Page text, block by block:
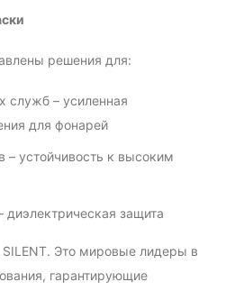
решения для:
служб – усиленная
для фонарей
– устойчивость к высоким
диэлектрическая защита
SILENT. Это мировые лидеры в
гарантирующие